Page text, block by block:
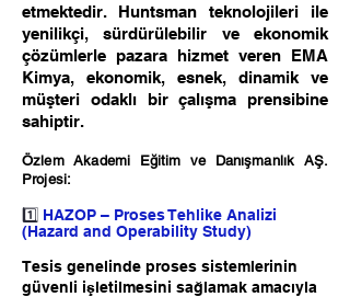
etmektedir. Huntsman teknolojileri ile
yenilikçi, sürdürülebilir ve ekonomik
çözümlerle pazara hizmet veren EMA
Kimya, ekonomik, esnek, dinamik ve
müşteri odaklı bir çalışma prensibine
sahiptir.
Özlem Akademi Eğitim ve Danışmanlık AŞ.
Projesi:
1️⃣ HAZOP – Proses Tehlike Analizi
(Hazard and Operability Study)
Tesis genelinde proses sistemlerinin
güvenli işletilmesini sağlamak amacıyla